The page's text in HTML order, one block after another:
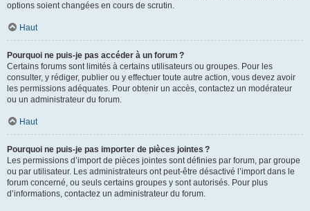
options soient changées en cours de scrutin.
Haut
Pourquoi ne puis-je pas accéder à un forum ?
Certains forums sont limités à certains utilisateurs ou groupes. Pour les
consulter, y rédiger, publier ou y effectuer toute autre action, vous devez avoir
les permissions adéquates. Pour obtenir un accès, contactez un modérateur
ou un administrateur du forum.
Haut
Pourquoi ne puis-je pas importer de pièces jointes ?
Les permissions d’import de pièces jointes sont définies par forum, par groupe
ou par utilisateur. Les administrateurs ont peut-être désactivé l’import dans le
forum concerné, ou seuls certains groupes y sont autorisés. Pour plus
d’informations, contactez un administrateur du forum.